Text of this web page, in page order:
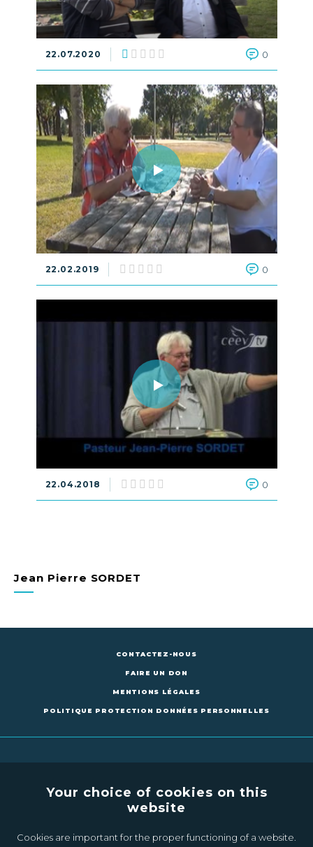
22.07.2020 0
22.02.2019 0
22.04.2018 0
Jean Pierre SORDET
CONTACTEZ-NOUS
FAIRE UN DON
MENTIONS LÉGALES
POLITIQUE PROTECTION DONNÉES PERSONNELLES
CONTACTEZ-NOUS
Your choice of cookies on this
website
Cookies are important for the proper functioning of a website.